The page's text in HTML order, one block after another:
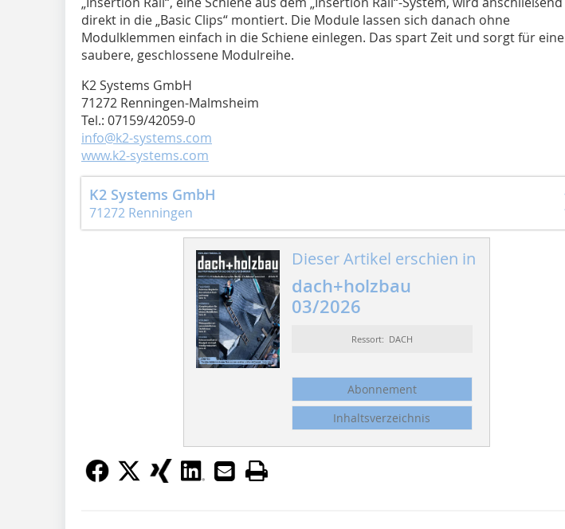
direkt in die „Basic Clips“ montiert. Die Module lassen sich danach ohne
Modulklemmen einfach in die Schiene einlegen. Das spart Zeit und sorgt für eine
saubere, geschlossene ­Modulreihe.
K2 Systems GmbH
71272 Renningen-Malmsheim
Tel.: 07159/42059-0
info@k2-systems.com
www.k2-systems.com
K2 Systems GmbH
71272 Renningen
Dieser Artikel erschien in
dach+holzbau
03/2026
Ressort: DACH
Abonnement
Inhaltsverzeichnis